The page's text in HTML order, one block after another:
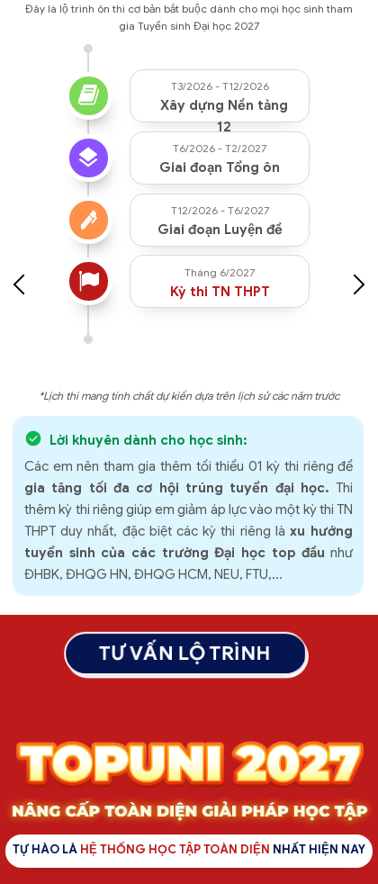
Đây là lộ trình ôn thi cơ bản bắt buộc dành cho mọi học sinh tham
gia Tuyển sinh Đại học 2027
Các em nên tham gia thêm tối thiểu 01 kỳ thi riêng để
gia tăng tối đa cơ hội trúng tuyển đại học.Thi
thêm kỳ thi riêng giúp em giảm áp lực vào một kỳ thi TN
THPT duy nhất, đặc biệt các kỳ thi riêng là xu hướng
tuyển sinh của các trường Đại học top đầu như
ĐHBK, ĐHQG HN, ĐHQG HCM, NEU, FTU,...
Lời khuyên dành cho học sinh:
T3/2026 - T12/2026
Xây dựng Nền tảng
12
T6/2026 - T2/2027
Giai đoạn Tổng ôn
T12/2026 - T6/2027
Giai đoạn Luyện đề
Tháng 6/2027
Kỳ thi TN THPT
*Lịch thi mang tính chất dự kiến dựa trên lịch sử các năm trước
TƯ VẤN LỘ TRÌNH
TỰ HÀO LÀHỆ THỐNG HỌC TẬP TOÀN DIỆN NHẤT HIỆN NAY